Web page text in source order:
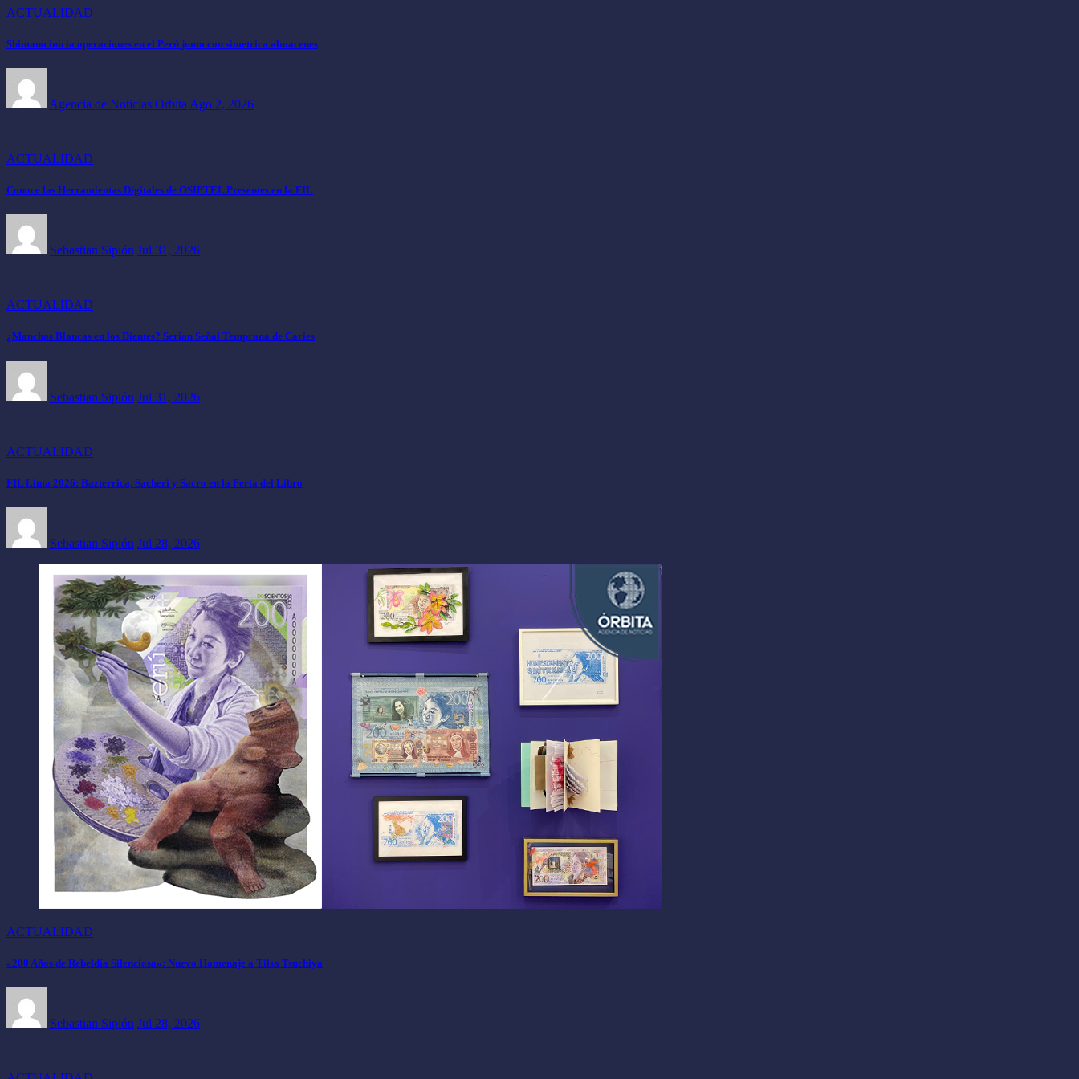
ACTUALIDAD
Shimano inicia operaciones en el Perú junto con simetrica almacenes
Agencia de Noticias Orbita Ago 2, 2026
ACTUALIDAD
Conoce las Herramientas Digitales de OSIPTEL Presentes en la FIL
Sebastian Sipión Jul 31, 2026
ACTUALIDAD
¿Manchas Blancas en los Dientes? Serían Señal Temprana de Caries
Sebastian Sipión Jul 31, 2026
ACTUALIDAD
FIL Lima 2026: Bazterrica, Sacheri y Sacro en la Feria del Libro
Sebastian Sipión Jul 28, 2026
ACTUALIDAD
«200 Años de Rebeldía Silenciosa»: Nuevo Homenaje a Tilsa Tsuchiya
Sebastian Sipión Jul 28, 2026